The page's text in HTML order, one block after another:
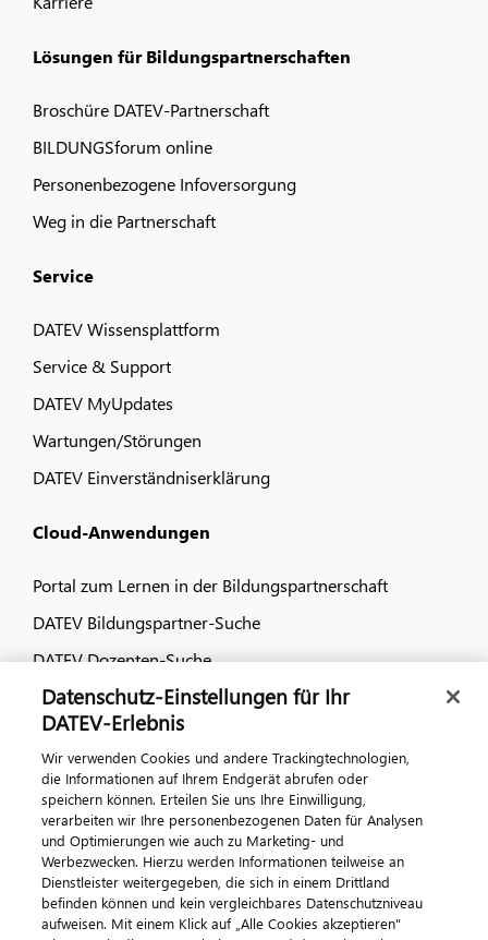
Lösungen für Bildungspartnerschaften
Broschüre DATEV-Partnerschaft
BILDUNGSforum online
Personenbezogene Infoversorgung
Weg in die Partnerschaft
Service
DATEV Wissensplattform
Service & Support
DATEV MyUpdates
Wartungen/Störungen
DATEV Einverständniserklärung
Cloud-Anwendungen
Portal zum Lernen in der Bildungspartnerschaft
DATEV Bildungspartner-Suche
DATEV Dozenten-Suche
Dialog & Medien
Veranstaltungen
DATEV magazin
DATEV-Community
DATEV-Newsletter
Datenschutz-Einstellungen für Ihr
DATEV-Erlebnis
Wir verwenden Cookies und andere Trackingtechnologien,
die Informationen auf Ihrem Endgerät abrufen oder
speichern können. Erteilen Sie uns Ihre Einwilligung,
verarbeiten wir Ihre personenbezogenen Daten für Analysen
und Optimierungen wie auch zu Marketing- und
Werbezwecken. Hierzu werden Informationen teilweise an
Dienstleister weitergegeben, die sich in einem Drittland
befinden können und kein vergleichbares Datenschutzniveau
aufweisen. Mit einem Klick auf „Alle Cookies akzeptieren"